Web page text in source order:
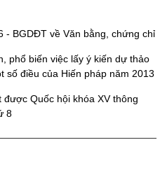
- BGDĐT về Văn bằng, chứng chỉ
phổ biến việc lấy ý kiến dự thảo
số điều của Hiến pháp năm 2013
được Quốc hội khóa XV thông
8